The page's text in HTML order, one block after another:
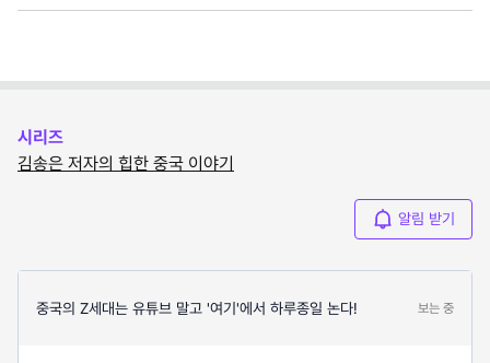
시리즈
김송은 저자의 힙한 중국 이야기
알림 받기
중국의 Z세대는 유튜브 말고 '여기'에서 하루종일 논다! 보는 중